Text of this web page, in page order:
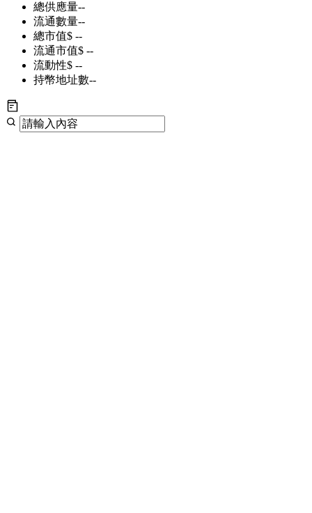
總供應量--
流通數量--
總市值$ --
流通市值$ --
流動性$ --
持幣地址數--